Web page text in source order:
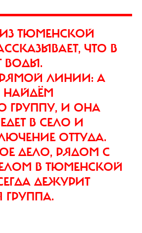
ТЮМЕНСКОЙ
ЧТО В
ВОДЫ.
ЛИНИИ: А
НАЙДЁМ
ГРУППУ, И ОНА
В СЕЛО И
ОТТУДА.
ДЕЛО, РЯДОМ С
В ТЮМЕНСКОЙ
ДЕЖУРИТ